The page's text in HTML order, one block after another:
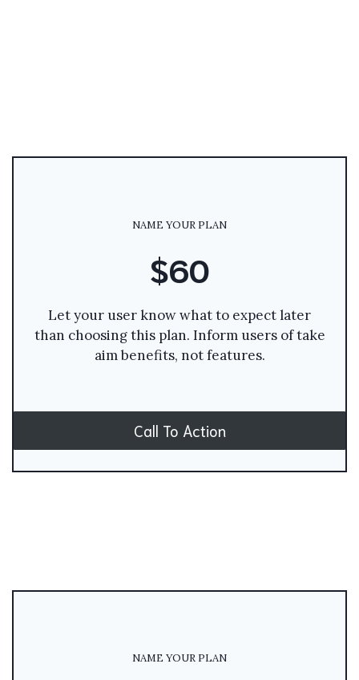
NAME YOUR PLAN
$60
Let your user know what to expect later
than choosing this plan. Inform users of take
aim benefits, not features.
Call To Action
NAME YOUR PLAN